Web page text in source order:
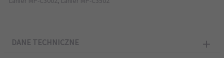
DANE TECHNICZNE